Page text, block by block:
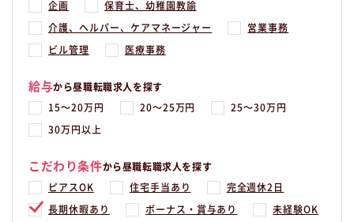
企画 保育士、幼稚園教諭
介護、ヘルパー、ケアマネージャー 営業事務
ビル管理 医療事務
給与から昼職転職求人を探す
15〜20万円 20〜25万円 25〜30万円
30万円以上
こだわり条件から昼職転職求人を探す
ピアスOK 住宅手当あり 完全週休2日
長期休暇あり ボーナス・賞与あり 未経験OK